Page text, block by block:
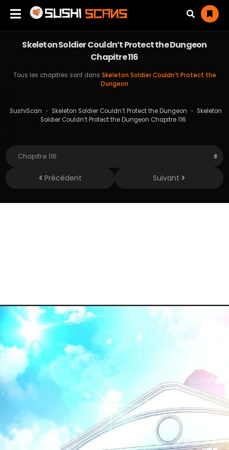
Skeleton Soldier Couldn’t Protect the Dungeon
Chapitre 116
Tous les chapitres sont dans Skeleton Soldier Couldn’t Protect the
Dungeon
SushiScan › Skeleton Soldier Couldn’t Protect the Dungeon › Skeleton
Soldier Couldn’t Protect the Dungeon Chapitre 116
Précédent Suivant